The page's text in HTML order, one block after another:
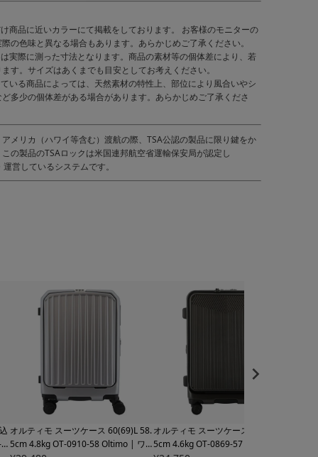
商品に近いカラーにて掲載をしております。 お客様のモニターの
の色味と異なる場合もあります。あらかじめご了承ください。
実際に測った寸法となります。商品の素材等の個体差により、若
す。サイズはあくまでも目安としてお考えください。
いる商品によっては、天然素材の特性上、部位により風合いやシ
多少の個体差がある場合があります。あらかじめご了承くださ
メリカ（ハワイ等含む）渡航の際、TSA公認の製品に限り鍵をか
の製品のTSAロックは米国連邦航空省運輸保安局が認定し
営しているシステムです。
オルティモ スーツケース 60(69)L 58.
5cm 4.8kgOT-0910-58 Oltimo | ワ
オルティモ スーツケース 59(67)L 57.
5cm 4.6kgOT-0869-57 Oltimo | キ